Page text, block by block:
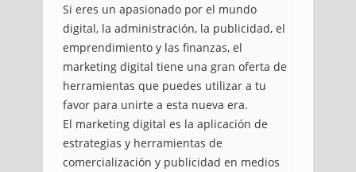
Si eres un apasionado por el mundo
digital, la administración, la publicidad, el
emprendimiento y las finanzas, el
marketing digital tiene una gran oferta de
herramientas que puedes utilizar a tu
favor para unirte a esta nueva era.
El marketing digital es la aplicación de
estrategias y herramientas de
comercialización y publicidad en medios